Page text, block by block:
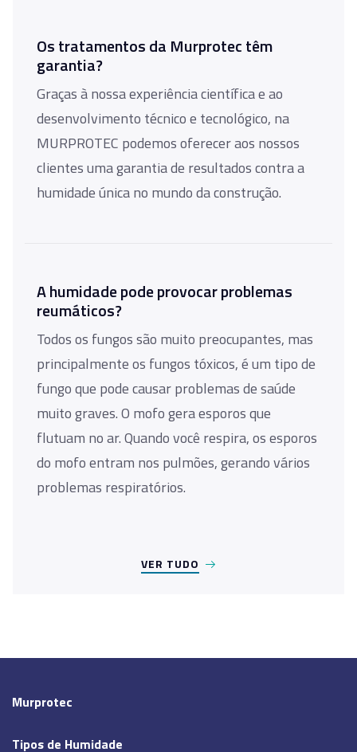
Os tratamentos da Murprotec têm
garantia?
Graças à nossa experiência científica e ao
desenvolvimento técnico e tecnológico, na
MURPROTEC podemos oferecer aos nossos
clientes uma garantia de resultados contra a
humidade única no mundo da construção.
A humidade pode provocar problemas
reumáticos?
Todos os fungos são muito preocupantes, mas
principalmente os fungos tóxicos, é um tipo de
fungo que pode causar problemas de saúde
muito graves. O mofo gera esporos que
flutuam no ar. Quando você respira, os esporos
do mofo entram nos pulmões, gerando vários
problemas respiratórios.
VER TUDO
Murprotec
Tipos de Humidade